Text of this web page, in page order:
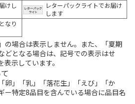
けし
レターパックライトでお届け
します
なり
の場合は表示しません。また、「夏期
どとなる場合は、記号での表示はせ
示しています。
卵」「乳」「落花生」「えび」「か
ー特定8品目を含んでいる場合に品目名